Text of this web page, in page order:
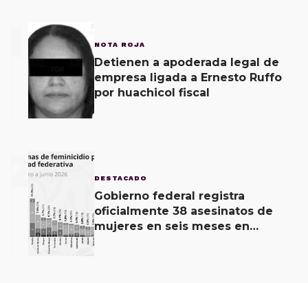
NOTA ROJA
Detienen a apoderada legal de
empresa ligada a Ernesto Ruffo
por huachicol fiscal
2 DESTACADO
Gobierno federal registra
oficialmente 38 asesinatos de
mujeres en seis meses en